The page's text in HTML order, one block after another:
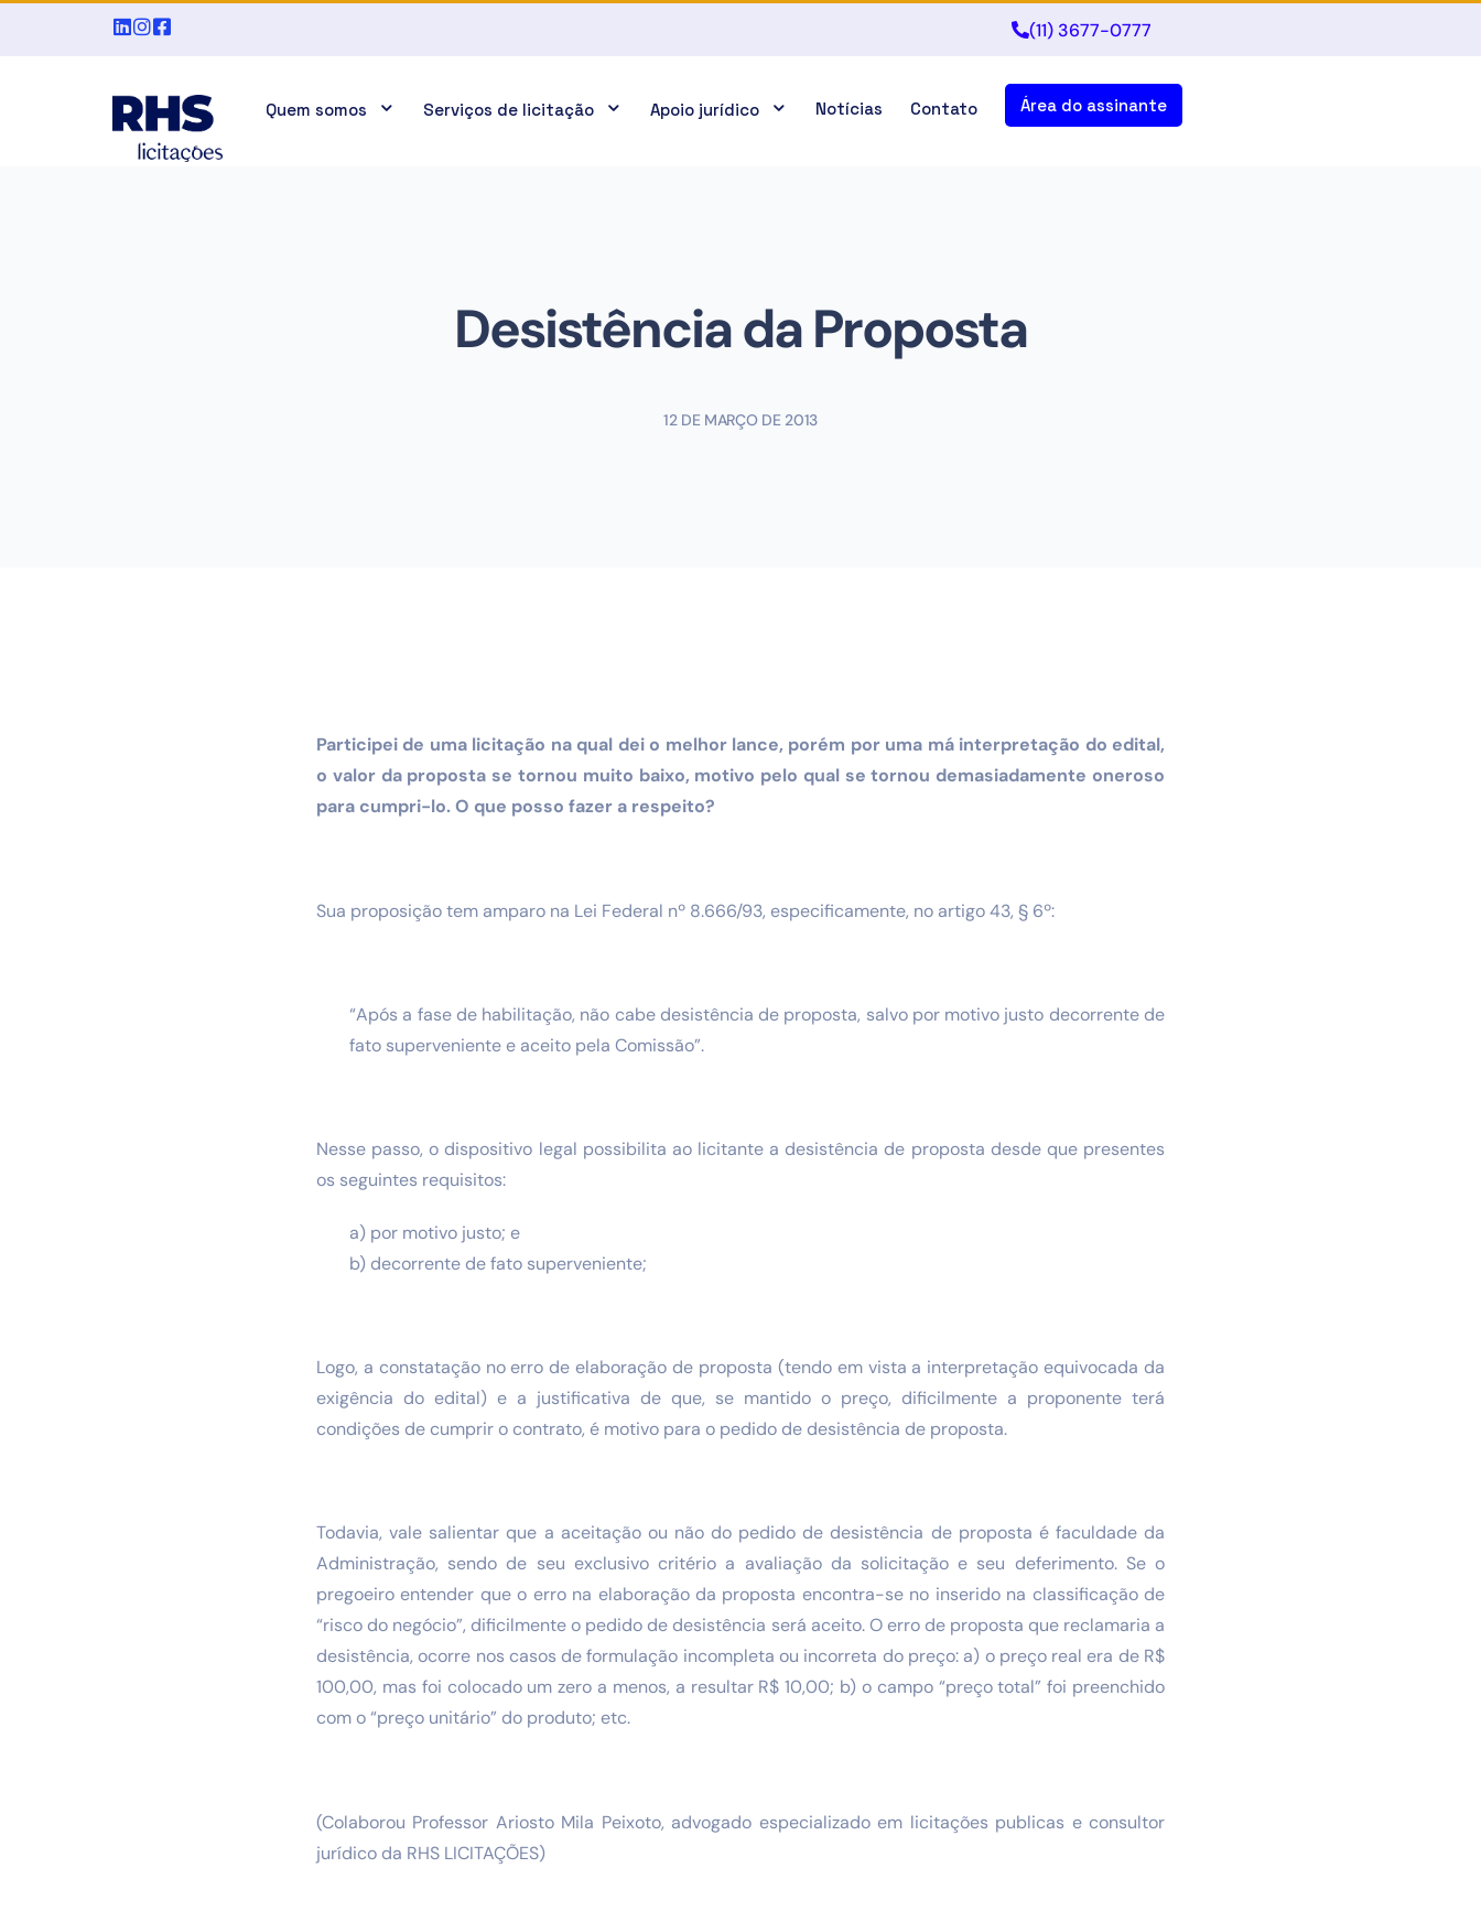
(11) 3677-0777
Quem somos Serviços de licitação Apoio jurídico Notícias Contato Área do assinante
Desistência da Proposta
12 DE MARÇO DE 2013
Participei de uma licitação na qual dei o melhor lance, porém por uma má interpretação do edital,
o valor da proposta se tornou muito baixo, motivo pelo qual se tornou demasiadamente oneroso
para cumpri-lo. O que posso fazer a respeito?
Sua proposição tem amparo na Lei Federal nº 8.666/93, especificamente, no artigo 43, § 6º:
“Após a fase de habilitação, não cabe desistência de proposta, salvo por motivo justo decorrente de
fato superveniente e aceito pela Comissão”.
Nesse passo, o dispositivo legal possibilita ao licitante a desistência de proposta desde que presentes
os seguintes requisitos:
a) por motivo justo; e
b) decorrente de fato superveniente;
Logo, a constatação no erro de elaboração de proposta (tendo em vista a interpretação equivocada da
exigência do edital) e a justificativa de que, se mantido o preço, dificilmente a proponente terá
condições de cumprir o contrato, é motivo para o pedido de desistência de proposta.
Todavia, vale salientar que a aceitação ou não do pedido de desistência de proposta é faculdade da
Administração, sendo de seu exclusivo critério a avaliação da solicitação e seu deferimento. Se o
pregoeiro entender que o erro na elaboração da proposta encontra-se no inserido na classificação de
“risco do negócio”, dificilmente o pedido de desistência será aceito. O erro de proposta que reclamaria a
desistência, ocorre nos casos de formulação incompleta ou incorreta do preço: a) o preço real era de R$
100,00, mas foi colocado um zero a menos, a resultar R$ 10,00; b) o campo “preço total” foi preenchido
com o “preço unitário” do produto; etc.
(Colaborou Professor Ariosto Mila Peixoto, advogado especializado em licitações publicas e consultor
jurídico da RHS LICITAÇÕES)